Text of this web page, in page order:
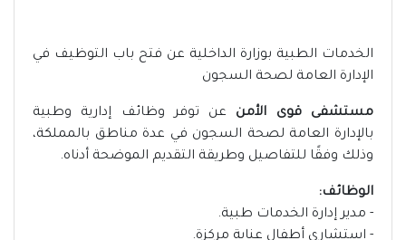
الخدمات الطبية بوزارة الداخلية عن فتح باب التوظيف في
الإدارة العامة لصحة السجون
مستشفى قوى الأمن عن توفر وظائف إدارية وطبية
بالإدارة العامة لصحة السجون في عدة مناطق بالمملكة،
وذلك وفقًا للتفاصيل وطريقة التقديم الموضحة أدناه.
الوظائف:
- مدير إدارة الخدمات طبية.
- استشاري أطفال عناية مركزة.